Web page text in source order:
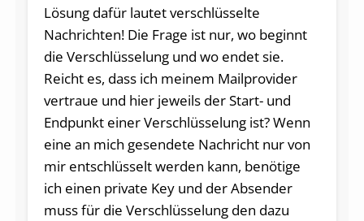
Lösung dafür lautet verschlüsselte
Nachrichten! Die Frage ist nur, wo beginnt
die Verschlüsselung und wo endet sie.
Reicht es, dass ich meinem Mailprovider
vertraue und hier jeweils der Start- und
Endpunkt einer Verschlüsselung ist? Wenn
eine an mich gesendete Nachricht nur von
mir entschlüsselt werden kann, benötige
ich einen private Key und der Absender
muss für die Verschlüsselung den dazu